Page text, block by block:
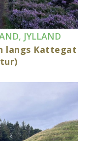
, JYLLAND
langs Kattegat